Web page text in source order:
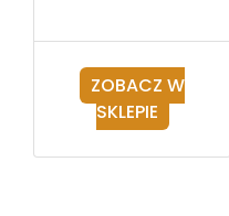
ZOBACZ W
SKLEPIE